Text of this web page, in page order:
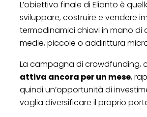
L’obiettivo finale di Elianto è
sviluppare, costruire e vendere
termodinamici chiavi in mano di
medie, piccole o addirittura
La campagna di crowdfunding,
attiva ancora per un mese,
quindi un’opportunità di
voglia diversificare il proprio